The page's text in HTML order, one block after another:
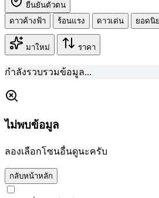
ยืนยันตัวตน
ดาวค้างฟ้า
ร้อนแรง ดาวเด่น ยอดนิ
มาใหม่ ราคา
กำลังรวบรวมข้อมูล...
ไม่พบข้อมูล
ลองเลือกโซนอื่นดูนะครับ
กลับหน้าหลัก